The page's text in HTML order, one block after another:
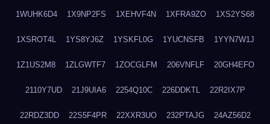
1WUHK6D4 1X9NP2FS 1XEHVF4N 1XFRA9ZO 1XS2YS68
1XSROT4L 1YS8YJ6Z 1YSKFL0G 1YUCNSFB 1YYN7W1J
1Z1US2M8 1ZLGWTF7 1ZOCGLFM 206VNFLF 20GH4EFO
2110Y7UD 21J9UIA6 2254Q10C 226DDKTL 22R2IX7P
22RDZ3DD 22S5F4PR 22XXR3UO 232PTAJG 24AZ56D2